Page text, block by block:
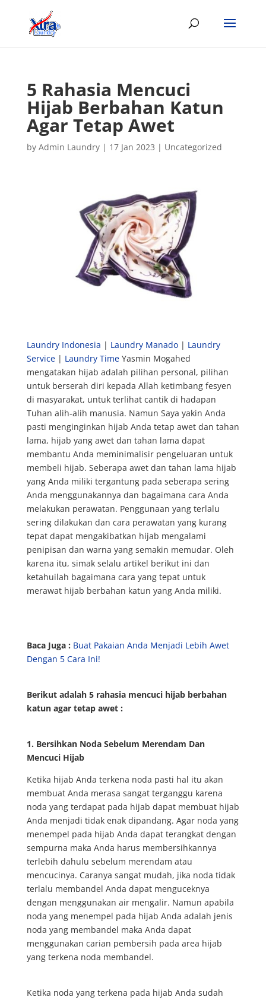
5 Rahasia Mencuci
Hijab Berbahan Katun
Agar Tetap Awet
by Admin Laundry| 17 Jan 2023 | Uncategorized
Laundry Indonesia | Laundry Manado| Laundry
Service| Laundry TimeYasmin Mogahed
mengatakan hijab adalah pilihan personal, pilihan
untuk berserah diri kepada Allah ketimbang fesyen
di masyarakat, untuk terlihat cantik di hadapan
Tuhan alih-alih manusia. Namun Saya yakin Anda
pasti menginginkan hijab Anda tetap awet dan tahan
lama, hijab yang awet dan tahan lama dapat
membantu Anda meminimalisir pengeluaran untuk
membeli hijab. Seberapa awet dan tahan lama hijab
yang Anda miliki tergantung pada seberapa sering
Anda menggunakannya dan bagaimana cara Anda
melakukan perawatan. Penggunaan yang terlalu
sering dilakukan dan cara perawatan yang kurang
tepat dapat mengakibatkan hijab mengalami
penipisan dan warna yang semakin memudar. Oleh
karena itu, simak selalu artikel berikut ini dan
ketahuilah bagaimana cara yang tepat untuk
merawat hijab berbahan katun yang Anda miliki.
Baca Juga : Buat Pakaian Anda Menjadi Lebih Awet
Dengan 5 Cara Ini!
Berikut adalah 5 rahasia mencuci hijab berbahan
katun agar tetap awet :
1. Bersihkan Noda Sebelum Merendam Dan
Mencuci Hijab
Ketika hijab Anda terkena noda pasti hal itu akan
membuat Anda merasa sangat terganggu karena
noda yang terdapat pada hijab dapat membuat hijab
Anda menjadi tidak enak dipandang. Agar noda yang
menempel pada hijab Anda dapat terangkat dengan
sempurna maka Anda harus membersihkannya
terlebih dahulu sebelum merendam atau
mencucinya. Caranya sangat mudah, jika noda tidak
terlalu membandel Anda dapat menguceknya
dengan menggunakan air mengalir. Namun apabila
noda yang menempel pada hijab Anda adalah jenis
noda yang membandel maka Anda dapat
menggunakan carian pembersih pada area hijab
yang terkena noda membandel.
Ketika noda yang terkena pada hijab Anda sudah